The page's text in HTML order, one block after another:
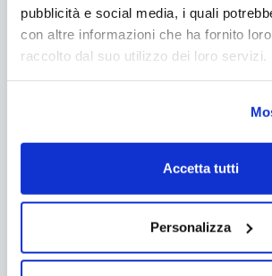
pubblicità e social media, i quali
con altre informazioni che ha fornito
raccolto dal suo utilizzo dei loro servizi.
Accetta tutti
Personalizza
Richiedi informazioni sul
Grazie a questo modulo potrete
Nome e l'Email sono obbligatorie.
inserire un recapito